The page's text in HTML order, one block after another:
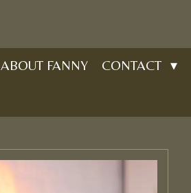
ABOUT FANNY CONTACT